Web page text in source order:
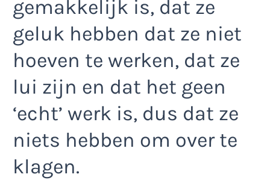
gemakkelijk is, dat ze
geluk hebben dat ze niet
hoeven te werken, dat ze
lui zijn en dat het geen
‘echt’ werk is, dus dat ze
niets hebben om over te
klagen.